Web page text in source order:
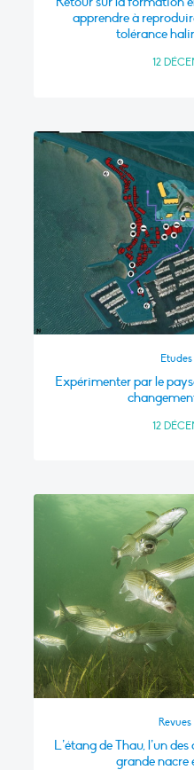
apprendre à
tolérance
12
Expérimenter par le
12
L’étang de Thau, l’un
grande nacre